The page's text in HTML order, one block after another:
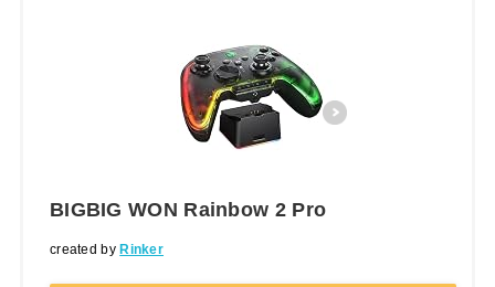
BIGBIG WON Rainbow 2 Pro
created by Rinker